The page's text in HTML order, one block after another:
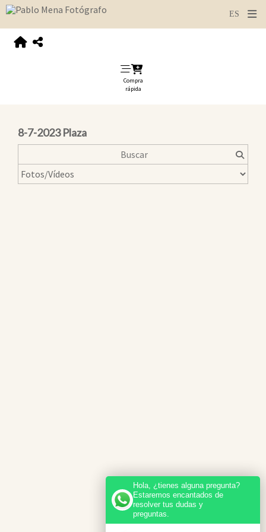
Compra
rápida
8-7-2023 Plaza
Hola, ¿tienes alguna pregunta?
Estaremos encantados de
resolver tus dudas y
preguntas.